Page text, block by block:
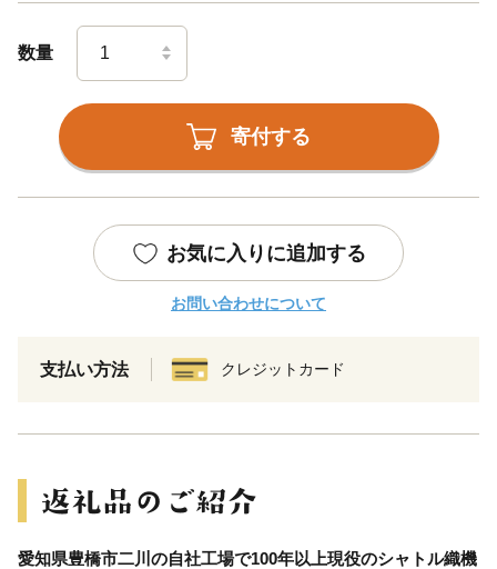
数量
寄付する
お気に入りに追加する
お問い合わせについて
支払い方法 クレジットカード
愛知県豊橋市二川の自社工場で100年以上現役のシャトル織機